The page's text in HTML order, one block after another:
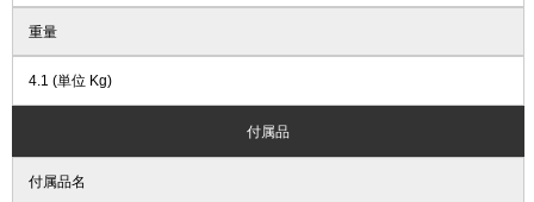
重量
4.1 (単位 Kg)
付属品
付属品名